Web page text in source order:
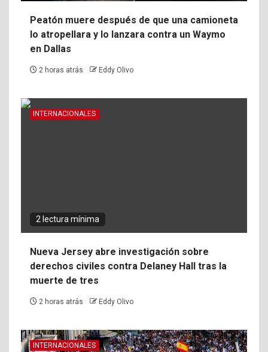
Peatón muere después de que una camioneta
lo atropellara y lo lanzara contra un Waymo
en Dallas
2 horas atrás Eddy Olivo
INTERNACIONALES
2 lectura mínima
Nueva Jersey abre investigación sobre
derechos civiles contra Delaney Hall tras la
muerte de tres
2 horas atrás Eddy Olivo
INTERNACIONALES